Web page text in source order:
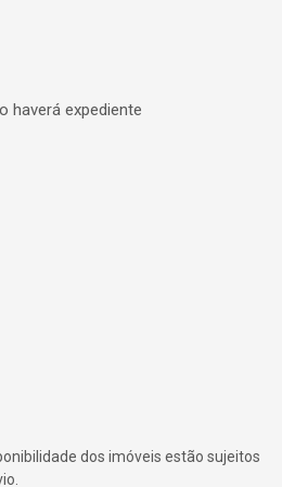
haverá expediente
dos imóveis estão sujeitos